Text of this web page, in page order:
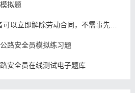
拟题
即解除劳动合同，不需事先告知用人单位。
路安全员模拟练习题
安全员在线测试电子题库